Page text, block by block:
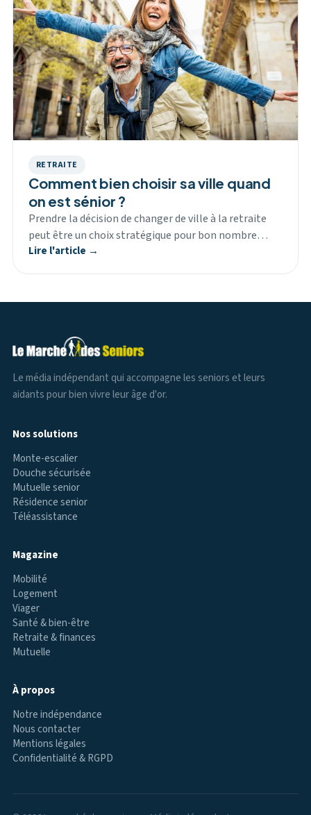
RETRAITE
Comment bien choisir sa ville quand
on est sénior ?
Prendre la décision de changer de ville à la retraite
peut être un choix stratégique pour bon nombre…
Lire l'article →
Le média indépendant qui accompagne les seniors et leurs
aidants pour bien vivre leur âge d'or.
Nos solutions
Monte-escalier
Douche sécurisée
Mutuelle senior
Résidence senior
Téléassistance
Magazine
Mobilité
Logement
Viager
Santé & bien-être
Retraite & finances
Mutuelle
À propos
Notre indépendance
Nous contacter
Mentions légales
Confidentialité & RGPD